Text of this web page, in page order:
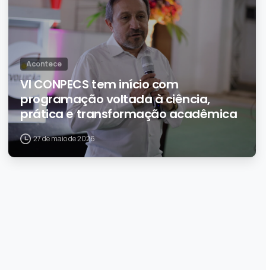
Acontece
VI CONPECS tem início com
programação voltada à ciência,
prática e transformação acadêmica
27 de maio de 2026